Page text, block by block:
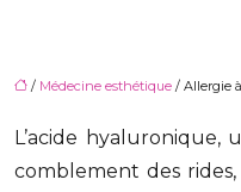
/ Médecine esthétique / Allergie
L’acide
comblement des